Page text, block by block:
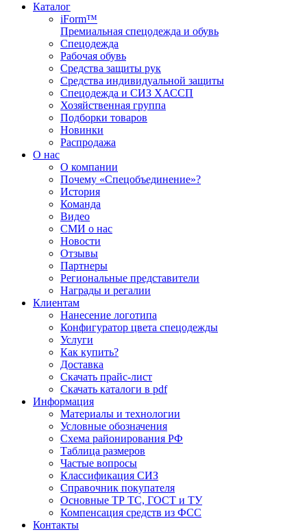
Каталог
iForm™
Премиальная спецодежда и обувь
Спецодежда
Рабочая обувь
Средства защиты рук
Средства индивидуальной защиты
Спецодежда и СИЗ ХАССП
Хозяйственная группа
Подборки товаров
Новинки
Распродажа
О нас
О компании
Почему «Спецобъединение»?
История
Команда
Видео
СМИ о нас
Новости
Отзывы
Партнеры
Региональные представители
Награды и регалии
Клиентам
Нанесение логотипа
Конфигуратор цвета спецодежды
Услуги
Как купить?
Доставка
Скачать прайс-лист
Скачать каталоги в pdf
Информация
Материалы и технологии
Условные обозначения
Схема районирования РФ
Таблица размеров
Частые вопросы
Классификация СИЗ
Справочник покупателя
Основные ТР ТС, ГОСТ и ТУ
Компенсация средств из ФСС
Контакты